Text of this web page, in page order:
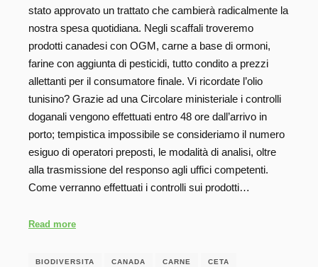
stato approvato un trattato che cambierà radicalmente la
nostra spesa quotidiana. Negli scaffali troveremo
prodotti canadesi con OGM, carne a base di ormoni,
farine con aggiunta di pesticidi, tutto condito a prezzi
allettanti per il consumatore finale. Vi ricordate l’olio
tunisino? Grazie ad una Circolare ministeriale i controlli
doganali vengono effettuati entro 48 ore dall’arrivo in
porto; tempistica impossibile se consideriamo il numero
esiguo di operatori preposti, le modalità di analisi, oltre
alla trasmissione del responso agli uffici competenti.
Come verranno effettuati i controlli sui prodotti…
Read more
BIODIVERSITA CANADA CARNE CETA